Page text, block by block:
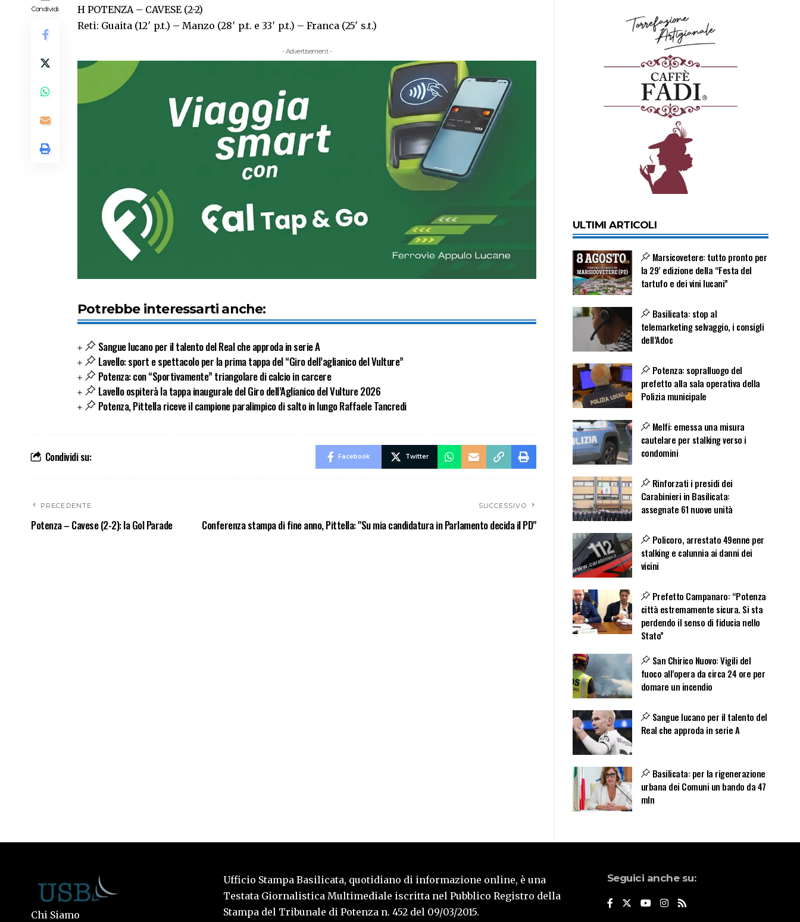
Condividi
H POTENZA – CAVESE (2-2)
Reti: Guaita (12′ p.t.) – Manzo (28′ p.t. e 33′ p.t.) – Franca (25′ s.t.)
- Advertisement -
Potrebbe interessarti anche:
Sangue lucano per il talento del Real che approda in serie A
Lavello: sport e spettacolo per la prima tappa del “Giro dell’aglianico del Vulture”
Potenza: con “Sportivamente” triangolare di calcio in carcere
Lavello ospiterà la tappa inaugurale del Giro dell’Aglianico del Vulture 2026
Potenza, Pittella riceve il campione paralimpico di salto in lungo Raffaele Tancredi
Condividi su: Facebook Twitter
PRECEDENTE
Potenza – Cavese (2-2): la Gol Parade
SUCCESSIVO
Conferenza stampa di fine anno, Pittella: "Su mia candidatura in Parlamento decida il PD"
ULTIMI ARTICOLI
Marsicovetere: tutto pronto per
la 29’ edizione della “Festa del
tartufo e dei vini lucani”
Basilicata: stop al
telemarketing selvaggio, i consigli
dell’Adoc
Potenza: sopralluogo del
prefetto alla sala operativa della
Polizia municipale
Melfi: emessa una misura
cautelare per stalking verso i
condomini
Rinforzati i presidi dei
Carabinieri in Basilicata:
assegnate 61 nuove unità
Policoro, arrestato 49enne per
stalking e calunnia ai danni dei
vicini
Prefetto Campanaro: “Potenza
città estremamente sicura. Si sta
perdendo il senso di fiducia nello
Stato”
San Chirico Nuovo: Vigili del
fuoco all’opera da circa 24 ore per
domare un incendio
Sangue lucano per il talento del
Real che approda in serie A
Basilicata: per la rigenerazione
urbana dei Comuni un bando da 47
mln
Chi Siamo
Ufficio Stampa Basilicata, quotidiano di informazione online, è una
Testata Giornalistica Multimediale iscritta nel Pubblico Registro della
Stampa del Tribunale di Potenza n. 452 del 09/03/2015.
Seguici anche su: